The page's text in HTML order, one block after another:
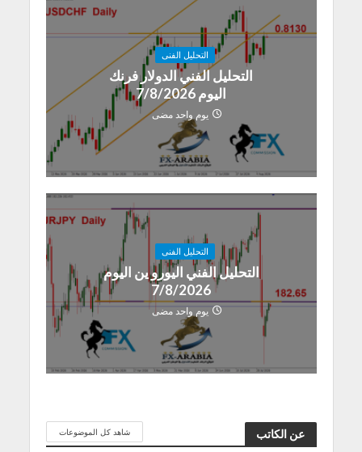
التحليل الفنى
التحليل الفني الدولار فرنك
اليوم 7/8/2026
يوم واحد مضى
التحليل الفنى
التحليل الفني اليورو ين اليوم
7/8/2026
يوم واحد مضى
عن الكاتب شاهد كل الموضوعات